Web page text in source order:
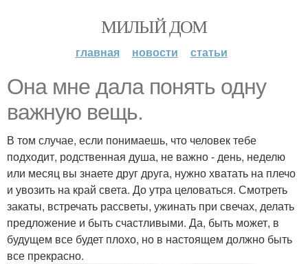
МИЛЫЙ ДОМ
главная новости статьи
Она мне дала понять одну
важную вещь.
В том случае, если понимаешь, что человек тебе
подходит, родственная душа, не важно - день, неделю
или месяц вы знаете друг друга, нужно хватать на плечо
и увозить на край света. До утра целоваться. Смотреть
закаты, встречать рассветы, ужинать при свечах, делать
предложение и быть счастливыми. Да, быть может, в
будущем все будет плохо, но в настоящем должно быть
все прекрасно.